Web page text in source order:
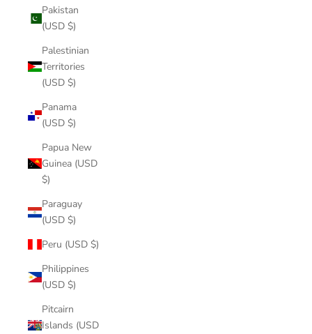
Pakistan
(USD $)
Palestinian
Territories
(USD $)
Panama
(USD $)
Papua New
Guinea (USD
$)
Paraguay
(USD $)
Peru (USD $)
Philippines
(USD $)
Pitcairn
Islands (USD